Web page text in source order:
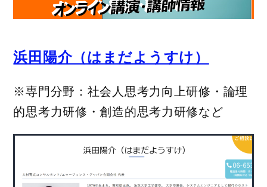
浜田陽介（はまだようすけ）
※専門分野：社会人思考力向上研修・論理
的思考力研修・創造的思考力研修など